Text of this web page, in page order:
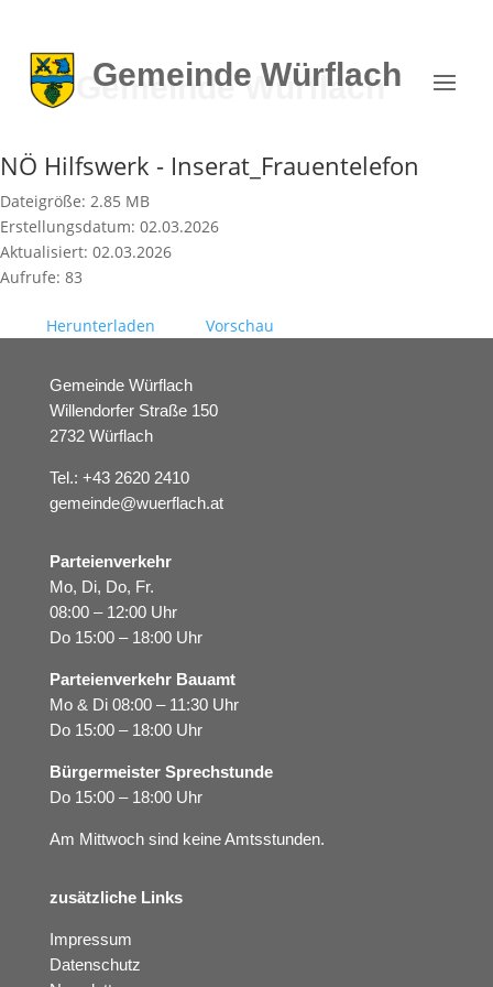
Gemeinde Würflach
NÖ Hilfswerk - Inserat_Frauentelefon
Dateigröße: 2.85 MB
Erstellungsdatum: 02.03.2026
Aktualisiert: 02.03.2026
Aufrufe: 83
Herunterladen Vorschau
Gemeinde Würflach
Willendorfer Straße 150
2732 Würflach
Tel.: +43 2620 2410
gemeinde@wuerflach.at
Parteienverkehr
Mo, Di, Do, Fr.
08:00 – 12:00 Uhr
Do 15:00 – 18:00 Uhr
Parteienverkehr Bauamt
Mo & Di 08:00 – 11:30 Uhr
Do 15:00 – 18:00 Uhr
Bürgermeister Sprechstunde
Do 15:00 – 18:00 Uhr
Am Mittwoch sind keine Amtsstunden.
zusätzliche Links
Impressum
Datenschutz